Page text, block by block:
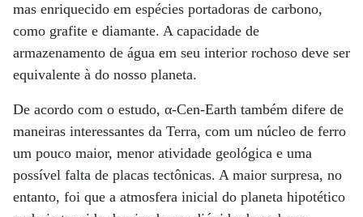
mas enriquecido em espécies portadoras de carbono,
como grafite e diamante. A capacidade de
armazenamento de água em seu interior rochoso deve ser
equivalente à do nosso planeta.
De acordo com o estudo, α-Cen-Earth também difere de
maneiras interessantes da Terra, com um núcleo de ferro
um pouco maior, menor atividade geológica e uma
possível falta de placas tectônicas. A maior surpresa, no
entanto, foi que a atmosfera inicial do planeta hipotético